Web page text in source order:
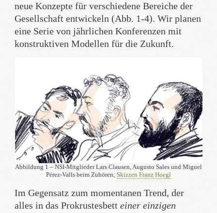
neue Konzepte für verschiedene Bereiche der
Gesellschaft entwickeln (Abb. 1-4). Wir planen
eine Serie von jährlichen Konferenzen mit
konstruktiven Modellen für die Zukunft.
Abbildung 1 – NSI-Mitglieder Lars Clausen, Augusto Sales und Miguel
Pérez-Valls beim Zuhören; Skizzen Franz Hoegl
Im Gegensatz zum momentanen Trend, der
alles in das Prokrustesbett einer einzigen